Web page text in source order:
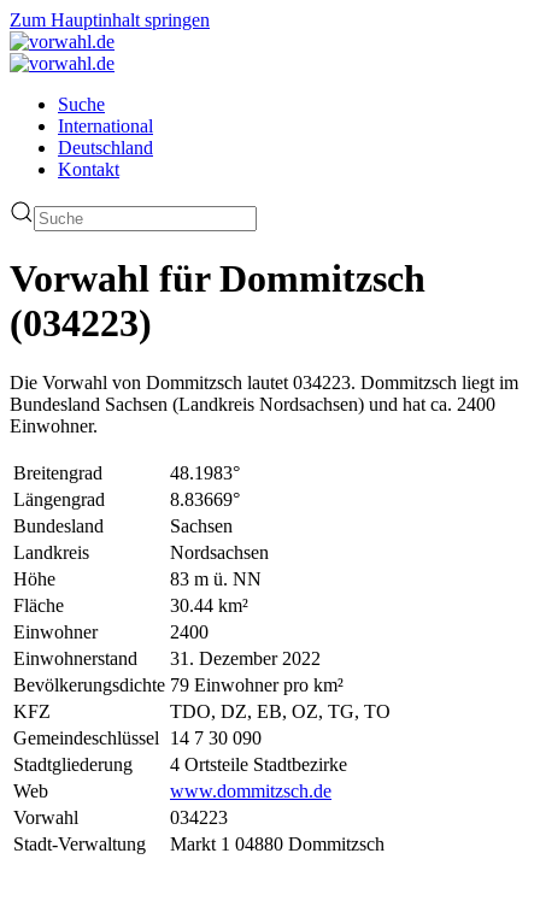
Zum Hauptinhalt springen
Suche
International
Deutschland
Kontakt
Vorwahl für Dommitzsch
(034223)
Die Vorwahl von Dommitzsch lautet 034223. Dommitzsch liegt im
Bundesland Sachsen (Landkreis Nordsachsen) und hat ca. 2400
Einwohner.
Breitengrad
48.1983°
Längengrad
8.83669°
Bundesland
Sachsen
Landkreis
Nordsachsen
Höhe
83 m ü. NN
Fläche
30.44 km²
Einwohner
2400
Einwohnerstand
31. Dezember 2022
Bevölkerungsdichte 79 Einwohner pro km²
KFZ
TDO, DZ, EB, OZ, TG, TO
Gemeindeschlüssel
14 7 30 090
Stadtgliederung
4 Ortsteile Stadtbezirke
Web
www.dommitzsch.de
Vorwahl
034223
Stadt-Verwaltung
Markt 1 04880 Dommitzsch